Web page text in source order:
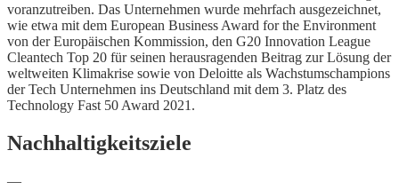
voranzutreiben. Das Unternehmen wurde mehrfach ausgezeichnet,
wie etwa mit dem European Business Award for the Environment
von der Europäischen Kommission, den G20 Innovation League
Cleantech Top 20 für seinen herausragenden Beitrag zur Lösung der
weltweiten Klimakrise sowie von Deloitte als Wachstumschampions
der Tech Unternehmen ins Deutschland mit dem 3. Platz des
Technology Fast 50 Award 2021.
Nachhaltigkeitsziele
—